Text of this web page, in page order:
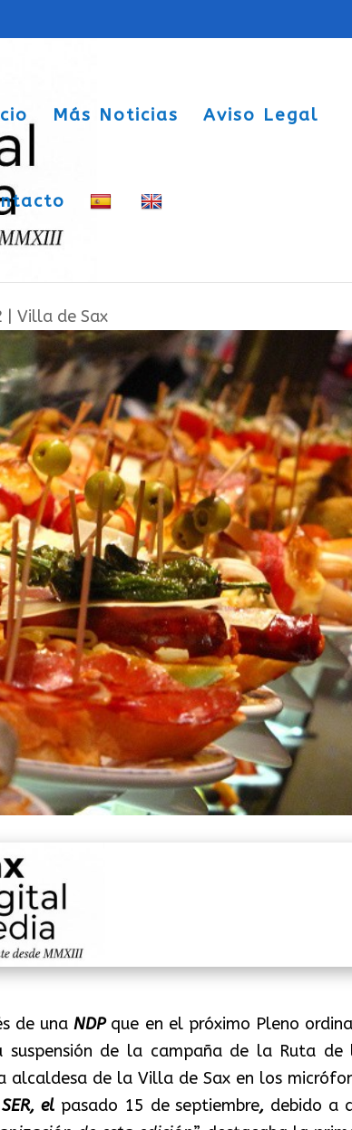
Más Noticias Aviso Legal
la campaña de la Ruta de las
Villa de Sax
de unaNDPque en el próximo Pleno
suspensión de la campaña de la Ruta de
alcaldesa de la Villa de Sax en los
elpasado 15 de septiembre, debido a